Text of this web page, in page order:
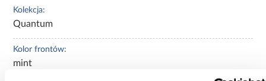
Kolekcja:
Quantum
Kolor frontów:
mint